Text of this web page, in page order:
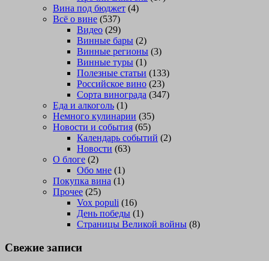
Вина под бюджет (4)
Всё о вине (537)
Видео (29)
Винные бары (2)
Винные регионы (3)
Винные туры (1)
Полезные статьи (133)
Российское вино (23)
Сорта винограда (347)
Еда и алкоголь (1)
Немного кулинарии (35)
Новости и события (65)
Календарь событий (2)
Новости (63)
О блоге (2)
Обо мне (1)
Покупка вина (1)
Прочее (25)
Vox populi (16)
День победы (1)
Страницы Великой войны (8)
Свежие записи